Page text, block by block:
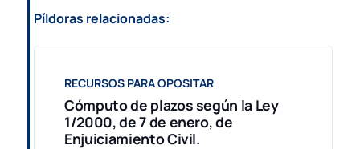
Píldoras relacionadas:
RECURSOS PARA OPOSITAR
Cómputo de plazos según la Ley
1/2000, de 7 de enero, de
Enjuiciamiento Civil.